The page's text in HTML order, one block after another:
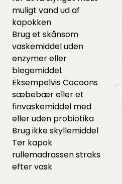
muligt vand ud af
kapokken
Brug et skånsom
vaskemiddel uden
enzymer eller
blegemiddel.
Eksempelvis Cocoons
sæbebæreller et
finvaskemiddel med
eller uden probiotika
Brug ikke skyllemiddel
Tør kapok
rullemadrassen straks
efter vask